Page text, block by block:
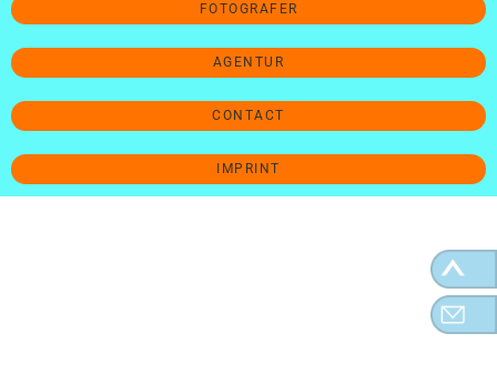
FOTOGRAFER
AGENTUR
CONTACT
IMPRINT